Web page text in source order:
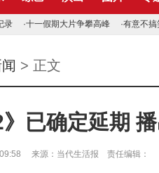
录 ·十一假期大片争攀高峰 ·有意不搞
> 正文
》已确定延期
来源：当代生活报 责任编辑：